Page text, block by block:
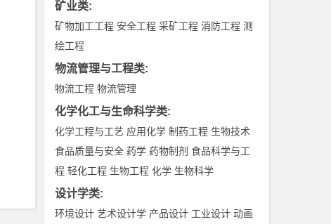
矿业类:
矿物加工工程 安全工程 采矿工程 消防工程 测
绘工程
物流管理与工程类:
物流工程 物流管理
化学化工与生命科学类:
化学工程与工艺 应用化学 制药工程 生物技术
食品质量与安全 药学 药物制剂 食品科学与工
程 轻化工程 生物工程 化学 生物科学
设计学类:
环境设计 艺术设计学 产品设计 工业设计 动画